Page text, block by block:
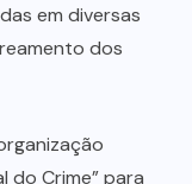
em diversas
dos
do Crime” para